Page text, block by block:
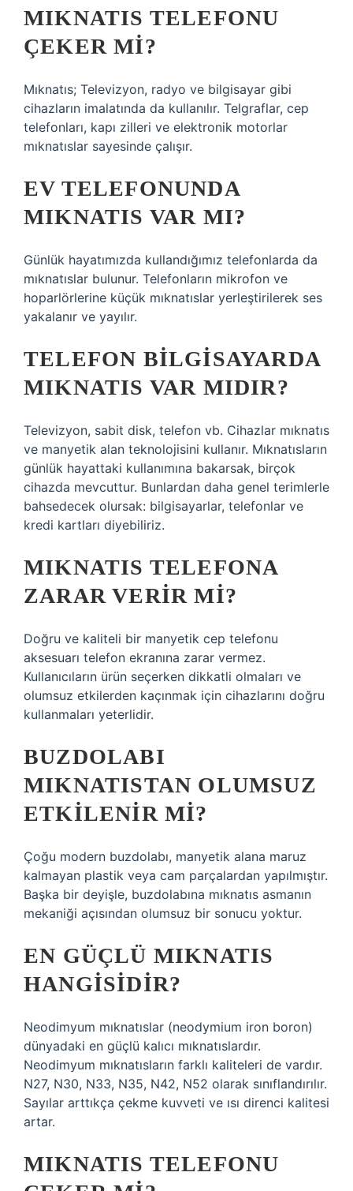
MIKNATIS TELEFONU
ÇEKER MI?
Mıknatıs; Televizyon, radyo ve bilgisayar gibi
cihazların imalatında da kullanılır. Telgraflar, cep
telefonları, kapı zilleri ve elektronik motorlar
mıknatıslar sayesinde çalışır.
EV TELEFONUNDA
MIKNATIS VAR MI?
Günlük hayatımızda kullandığımız telefonlarda da
mıknatıslar bulunur. Telefonların mikrofon ve
hoparlörlerine küçük mıknatıslar yerleştirilerek ses
yakalanır ve yayılır.
TELEFON BILGISAYARDA
MIKNATIS VAR MIDIR?
Televizyon, sabit disk, telefon vb. Cihazlar mıknatıs
ve manyetik alan teknolojisini kullanır. Mıknatısların
günlük hayattaki kullanımına bakarsak, birçok
cihazda mevcuttur. Bunlardan daha genel terimlerle
bahsedecek olursak: bilgisayarlar, telefonlar ve
kredi kartları diyebiliriz.
MIKNATIS TELEFONA
ZARAR VERIR MI?
Doğru ve kaliteli bir manyetik cep telefonu
aksesuarı telefon ekranına zarar vermez.
Kullanıcıların ürün seçerken dikkatli olmaları ve
olumsuz etkilerden kaçınmak için cihazlarını doğru
kullanmaları yeterlidir.
BUZDOLABI
MIKNATISTAN OLUMSUZ
ETKILENIR MI?
Çoğu modern buzdolabı, manyetik alana maruz
kalmayan plastik veya cam parçalardan yapılmıştır.
Başka bir deyişle, buzdolabına mıknatıs asmanın
mekaniği açısından olumsuz bir sonucu yoktur.
EN GÜÇLÜ MIKNATIS
HANGISIDIR?
Neodimyum mıknatıslar (neodymium iron boron)
dünyadaki en güçlü kalıcı mıknatıslardır.
Neodimyum mıknatısların farklı kaliteleri de vardır.
N27, N30, N33, N35, N42, N52 olarak sınıflandırılır.
Sayılar arttıkça çekme kuvveti ve ısı direnci kalitesi
artar.
MIKNATIS TELEFONU